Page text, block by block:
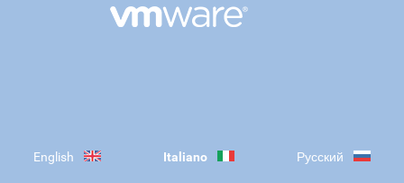
English Italiano Русский